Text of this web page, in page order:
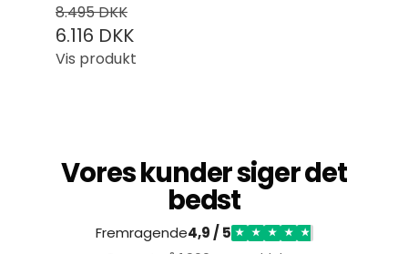
8.495 DKK
6.116 DKK
Vis produkt
Vores kunder siger det
bedst
Fremragende4,9 / 5 ★ ★ ★ ★ ★